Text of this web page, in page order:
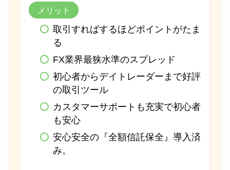
メリット
取引すればするほどポイントがたま
る
FX業界最狭水準のスプレッド
初心者からデイトレーダーまで好評
の取引ツール
カスタマーサポートも充実で初心者
も安心
安心安全の『全額信託保全』導入済
み。